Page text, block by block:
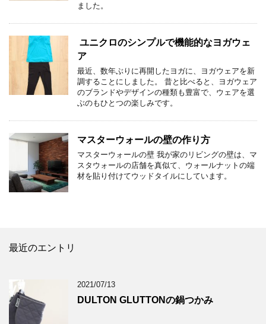
ました。
ユニクロのシンプルで機能的なヨガウェ
ア
最近、数年ぶりに再開したヨガに、ヨガウェアを新
調することにしました。 昔と比べると、ヨガウェア
のブランドやデザインの種類も豊富で、ウェアを選
ぶのもひとつの楽しみです。
マスターウォールの壁の作り方
マスターウォールの壁 我が家のリビングの壁は、マ
スタウォールの店舗を真似て、ウォールナットの端
材を貼り付けてウッドタイルにしています。
最近のエントリ
2021/07/13
DULTON GLUTTONの鍋つかみ